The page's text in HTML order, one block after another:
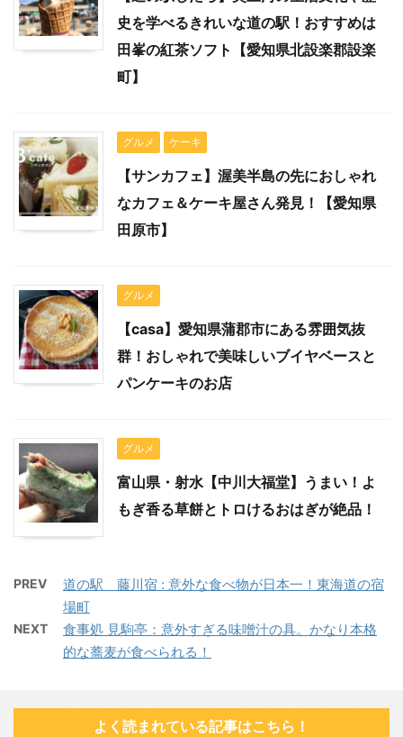
史を学べるきれいな道の駅！おすすめは
田峯の紅茶ソフト【愛知県北設楽郡設楽
町】
グルメ ケーキ
【サンカフェ】渥美半島の先におしゃれ
なカフェ＆ケーキ屋さん発見！【愛知県
田原市】
グルメ
【casa】愛知県蒲郡市にある雰囲気抜
群！おしゃれで美味しいブイヤベースと
パンケーキのお店
グルメ
富山県・射水【中川大福堂】うまい！よ
もぎ香る草餅とトロけるおはぎが絶品！
PREV
道の駅 藤川宿 : 意外な食べ物が日本一！東海道の宿
場町
NEXT
食事処 見駒亭：意外すぎる味噌汁の具。かなり本格
的な蕎麦が食べられる！
よく読まれている記事はこちら！